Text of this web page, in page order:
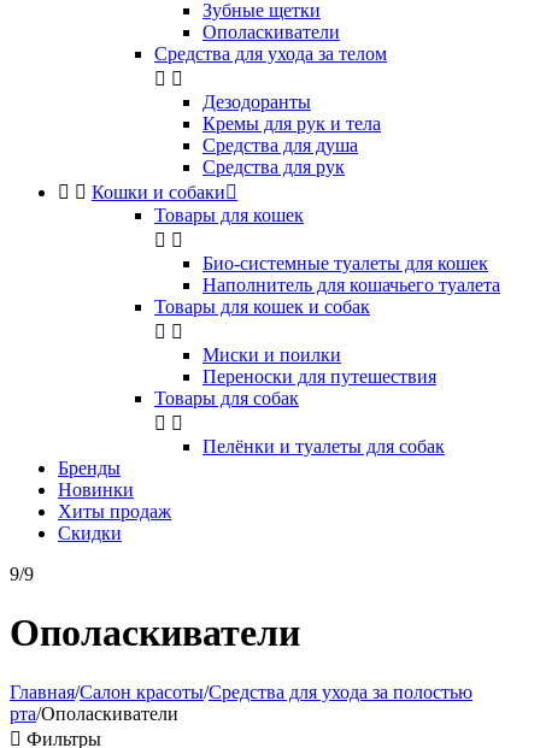
Зубные щетки
Ополаскиватели
Средства для ухода за телом
 
Дезодоранты
Кремы для рук и тела
Средства для душа
Средства для рук
  Кошки и собаки
Товары для кошек
 
Био-системные туалеты для кошек
Наполнитель для кошачьего туалета
Товары для кошек и собак
 
Миски и поилки
Переноски для путешествия
Товары для собак
 
Пелёнки и туалеты для собак
Бренды
Новинки
Хиты продаж
Скидки
9/9
Ополаскиватели
Главная/Салон красоты/Средства для ухода за полостью
рта/Ополаскиватели
 Фильтры